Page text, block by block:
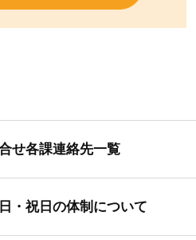
せ各課連絡先一覧
・祝日の体制について